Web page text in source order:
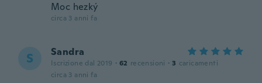
Moc hezký
circa 3 anni fa
S Sandra
Iscrizione dal 2019 · 62 recensioni · 3 caricamenti
circa 3 anni fa